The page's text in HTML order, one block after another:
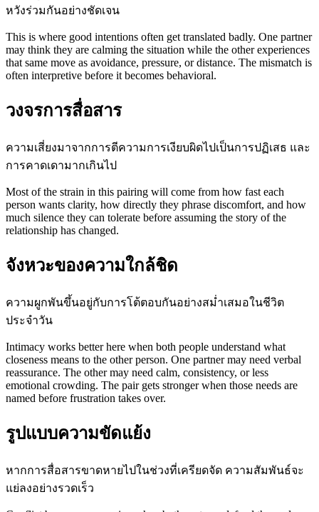
หวังร่วมกันอย่างชัดเจน
This is where good intentions often get translated badly. One partner
may think they are calming the situation while the other experiences
that same move as avoidance, pressure, or distance. The mismatch is
often interpretive before it becomes behavioral.
วงจรการสื่อสาร
ความเสี่ยงมาจากการตีความการเงียบผิดไปเป็นการปฏิเสธ และ
การคาดเดามากเกินไป
Most of the strain in this pairing will come from how fast each
person wants clarity, how directly they phrase discomfort, and how
much silence they can tolerate before assuming the story of the
relationship has changed.
จังหวะของความใกล้ชิด
ความผูกพันขึ้นอยู่กับการโต้ตอบกันอย่างสม่ำเสมอในชีวิต
ประจำวัน
Intimacy works better here when both people understand what
closeness means to the other person. One partner may need verbal
reassurance. The other may need calm, consistency, or less
emotional crowding. The pair gets stronger when those needs are
named before frustration takes over.
รูปแบบความขัดแย้ง
หากการสื่อสารขาดหายไปในช่วงที่เครียดจัด ความสัมพันธ์จะ
แย่ลงอย่างรวดเร็ว